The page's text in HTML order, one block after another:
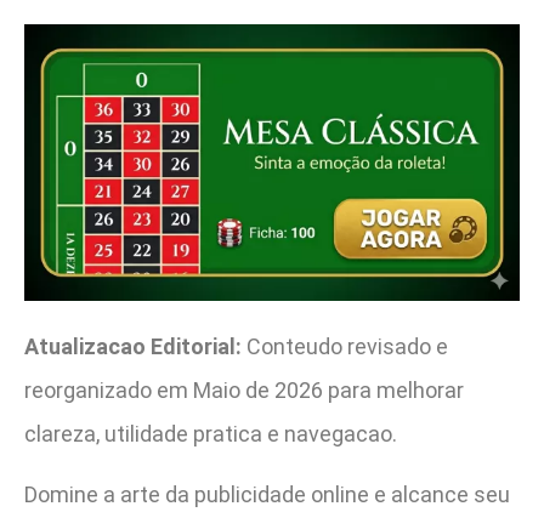
Atualizacao Editorial: Conteudo revisado e
reorganizado em Maio de 2026 para melhorar
clareza, utilidade pratica e navegacao.
Domine a arte da publicidade online e alcance seu